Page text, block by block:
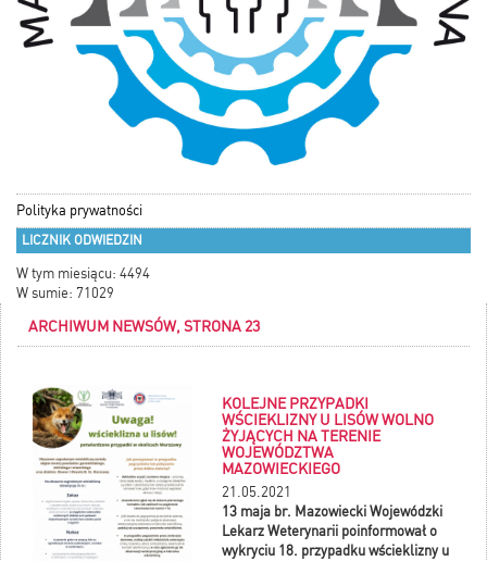
Polityka prywatności
LICZNIK ODWIEDZIN
W tym miesiącu: 4494
W sumie: 71029
ARCHIWUM NEWSÓW, STRONA 23
KOLEJNE PRZYPADKI
WŚCIEKLIZNY U LISÓW WOLNO
ŻYJĄCYCH NA TERENIE
WOJEWÓDZTWA
MAZOWIECKIEGO
21.05.2021
13 maja br. Mazowiecki Wojewódzki
Lekarz Weterynarii poinformował o
wykryciu 18. przypadku wścieklizny u